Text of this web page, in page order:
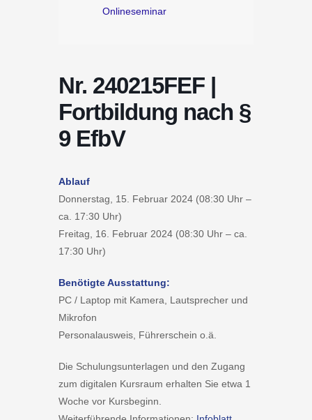
Onlineseminar
Nr. 240215FEF |
Fortbildung nach §
9 EfbV
Ablauf
Donnerstag, 15. Februar 2024 (08:30 Uhr –
ca. 17:30 Uhr)
Freitag, 16. Februar 2024 (08:30 Uhr – ca.
17:30 Uhr)
Benötigte Ausstattung:
PC / Laptop mit Kamera, Lautsprecher und
Mikrofon
Personalausweis, Führerschein o.ä.
Die Schulungsunterlagen und den Zugang
zum digitalen Kursraum erhalten Sie etwa 1
Woche vor Kursbeginn.